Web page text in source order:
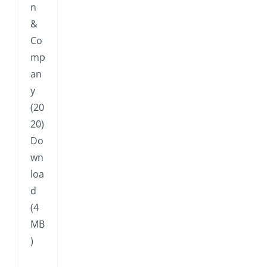
n
&
Co
mp
an
y
(20
20)
Do
wn
loa
d
(4
MB
)